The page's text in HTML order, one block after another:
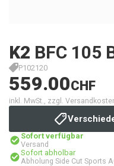
K2 BFC 105
P102120
559.00CHF
inkl. MwSt., zzgl.
Sofort verfügbar
Versand
Sofort abholbar
Abholung Side Cut Sports